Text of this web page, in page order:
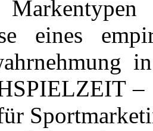
eines
–